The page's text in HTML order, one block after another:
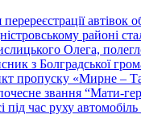
автівок
районі
Олега,
з Болградської
пропуску «Мирне –
звання “Мати-
під час руху